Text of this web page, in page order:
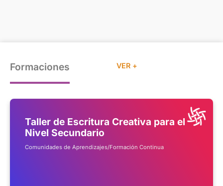
Formaciones VER +
Taller de Escritura Creativa para el
Nivel Secundario
Comunidades de Aprendizajes/Formación Continua